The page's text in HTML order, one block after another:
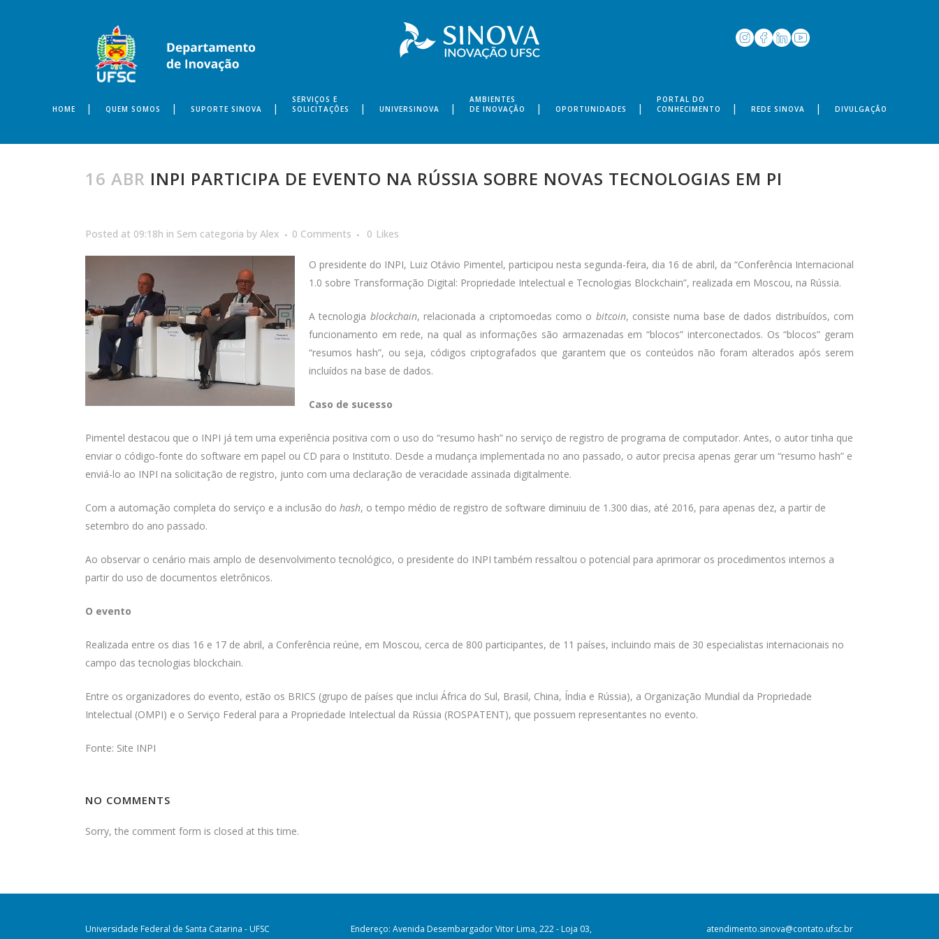
HOME QUEM SOMOS SUPORTE SINOVA
SERVIÇOS E
SOLICITAÇÕES
UNIVERSINOVA
AMBIENTES
DE INOVAÇÃO
OPORTUNIDADES
PORTAL DO
CONHECIMENTO
REDE SINOVA DIVULGAÇÃO
16 ABR INPI PARTICIPA DE EVENTO NA RÚSSIA SOBRE NOVAS TECNOLOGIAS EM PI
Posted at 09:18h in Sem categoria by Alex 0 Comments 0 Likes
O presidente do INPI, Luiz Otávio Pimentel, participou nesta segunda-feira, dia 16 de abril, da “Conferência Internacional
1.0 sobre Transformação Digital: Propriedade Intelectual e Tecnologias Blockchain”, realizada em Moscou, na Rússia.
A tecnologia blockchain, relacionada a criptomoedas como o bitcoin, consiste numa base de dados distribuídos, com
funcionamento em rede, na qual as informações são armazenadas em “blocos” interconectados. Os “blocos” geram
“resumos hash”, ou seja, códigos criptografados que garantem que os conteúdos não foram alterados após serem
incluídos na base de dados.
Caso de sucesso
Pimentel destacou que o INPI já tem uma experiência positiva com o uso do “resumo hash” no serviço de registro de programa de computador. Antes, o autor tinha que
enviar o código-fonte do software em papel ou CD para o Instituto. Desde a mudança implementada no ano passado, o autor precisa apenas gerar um “resumo hash” e
enviá-lo ao INPI na solicitação de registro, junto com uma declaração de veracidade assinada digitalmente.
Com a automação completa do serviço e a inclusão do hash, o tempo médio de registro de software diminuiu de 1.300 dias, até 2016, para apenas dez, a partir de
setembro do ano passado.
Ao observar o cenário mais amplo de desenvolvimento tecnológico, o presidente do INPI também ressaltou o potencial para aprimorar os procedimentos internos a
partir do uso de documentos eletrônicos.
O evento
Realizada entre os dias 16 e 17 de abril, a Conferência reúne, em Moscou, cerca de 800 participantes, de 11 países, incluindo mais de 30 especialistas internacionais no
campo das tecnologias blockchain.
Entre os organizadores do evento, estão os BRICS (grupo de países que inclui África do Sul, Brasil, China, Índia e Rússia), a Organização Mundial da Propriedade
Intelectual (OMPI) e o Serviço Federal para a Propriedade Intelectual da Rússia (ROSPATENT), que possuem representantes no evento.
Fonte: Site INPI
NO COMMENTS
Sorry, the comment form is closed at this time.
Universidade Federal de Santa Catarina - UFSC
Endereço: Avenida Desembargador Vitor Lima, 222 - Loja 03,
atendimento.sinova@contato.ufsc.br